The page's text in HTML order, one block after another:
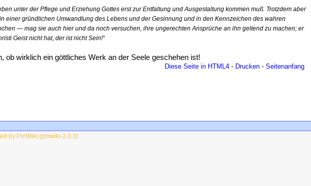
unter der Pflege und Erziehung Gottes erst zur Entfaltung und Ausgestaltung kommen muß. Trotzdem aber
einer gründlichen Umwandlung des Lebens und der Gesinnung und in den Kennzeichen des wahren
— mag sie auch hier und da noch versuchen, ihre ungerechten Ansprüche an ihn geltend zu machen; er
Geist nicht hat, der ist nicht Sein!“
wirklich ein göttliches Werk an der Seele geschehen ist!
Diese Seite in HTML4 - Drucken - Seitenanfang
by PmWiki (pmwiki-2.3.3)